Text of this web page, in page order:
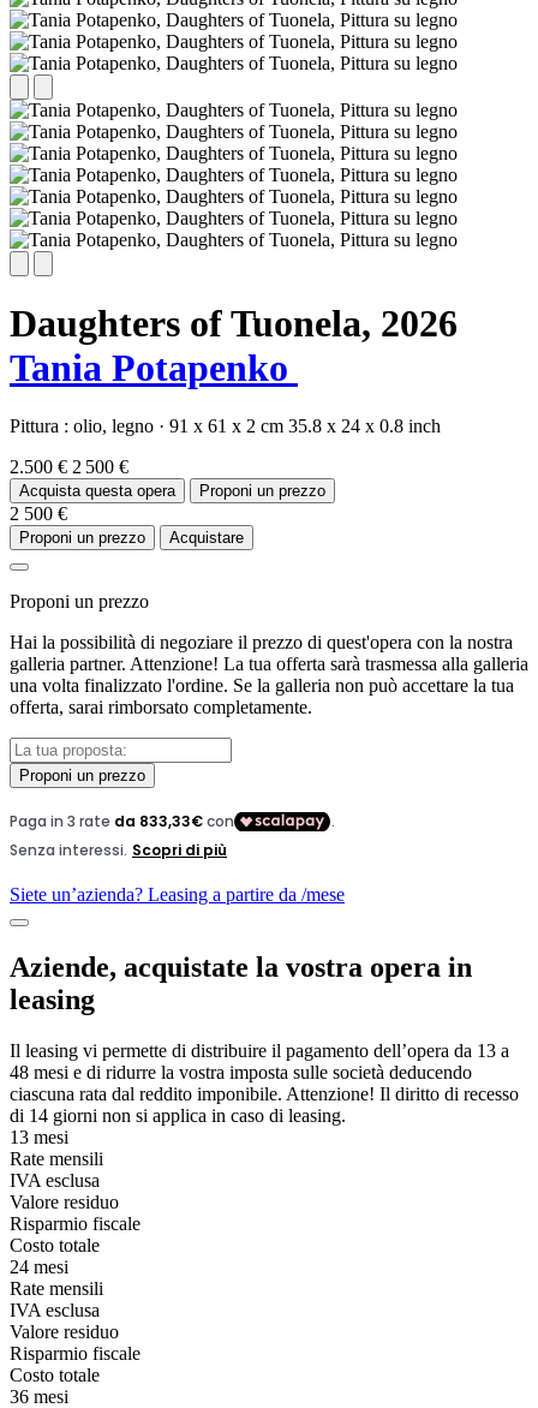
Daughters of Tuonela, 2026
Tania Potapenko
Pittura : olio, legno · 91 x 61 x 2 cm 35.8 x 24 x 0.8 inch
2.500 € 2 500 €
Acquista questa opera Proponi un prezzo
2 500 €
Proponi un prezzo Acquistare
Proponi un prezzo
Hai la possibilità di negoziare il prezzo di quest'opera con la nostra
galleria partner. Attenzione! La tua offerta sarà trasmessa alla galleria
una volta finalizzato l'ordine. Se la galleria non può accettare la tua
offerta, sarai rimborsato completamente.
Proponi un prezzo
Siete un’azienda? Leasing a partire da /mese
Aziende, acquistate la vostra opera in
leasing
Il leasing vi permette di distribuire il pagamento dell’opera da 13 a
48 mesi e di ridurre la vostra imposta sulle società deducendo
ciascuna rata dal reddito imponibile. Attenzione! Il diritto di recesso
di 14 giorni non si applica in caso di leasing.
13 mesi
Rate mensili
IVA esclusa
Valore residuo
Risparmio fiscale
Costo totale
24 mesi
Rate mensili
IVA esclusa
Valore residuo
Risparmio fiscale
Costo totale
36 mesi